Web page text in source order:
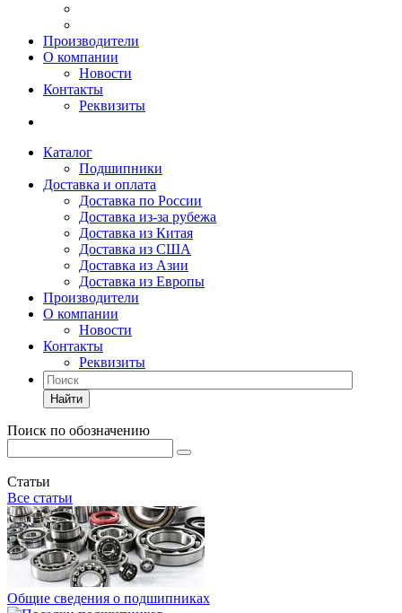
Производители
О компании
Новости
Контакты
Реквизиты
Каталог
Подшипники
Доставка и оплата
Доставка по России
Доставка из-за рубежа
Доставка из Китая
Доставка из США
Доставка из Азии
Доставка из Европы
Производители
О компании
Новости
Контакты
Реквизиты
Найти
Поиск по обозначению
Статьи
Все статьи
Общие сведения о подшипниках